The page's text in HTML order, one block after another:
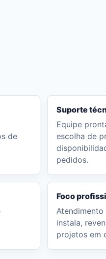
de
Suporte
Equipe
escolha de
pedidos.
Foco
instala,
projetos em